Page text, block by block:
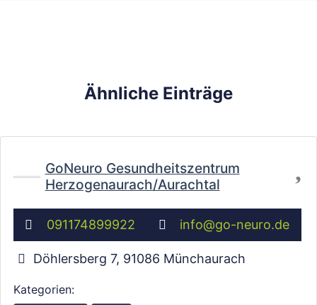
Ähnliche Einträge
GoNeuro Gesundheitszentrum
Herzogenaurach/Aurachtal
091174899922 info@go-neuro.de
Döhlersberg 7, 91086 Münchaurach
Kategorien: